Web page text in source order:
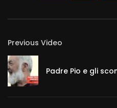
Previous Video
Padre Pio e gli